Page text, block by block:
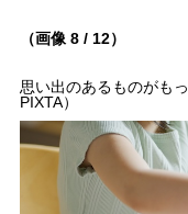
（画像 8 / 12）
思い出のあるものがも
PIXTA）